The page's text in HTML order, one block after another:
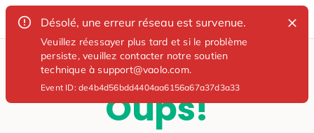
Désolé, une erreur réseau est survenue.
Veuillez réessayer plus tard et si le problème
persiste, veuillez contacter notre soutien
technique à support@vaolo.com.
Event ID:de4b4d56bdd4404aa6156a67a37d3a33
Oups!